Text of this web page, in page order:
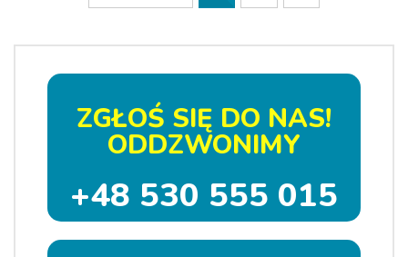
ZGŁOŚ SIĘ DO NAS!
ODDZWONIMY
+48 530 555 015